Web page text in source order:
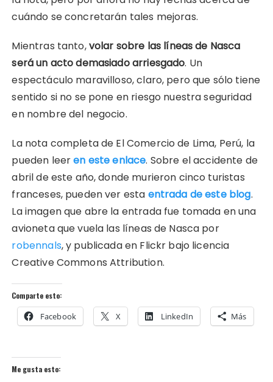
cuándo se concretarán tales mejoras.
Mientras tanto,volar sobre las líneas de Nasca
será un acto demasiado arriesgado. Un
espectáculo maravilloso, claro, pero que sólo tiene
sentido si no se pone en riesgo nuestra seguridad
en nombre del negocio.
La nota completa de El Comercio de Lima, Perú, la
pueden leeren este enlace. Sobre el accidente de
abril de este año, donde murieron cinco turistas
franceses, pueden ver esta entrada de este blog.
La imagen que abre la entrada fue tomada en una
avioneta que vuela las líneas de Nasca por
robennals, y publicada en Flickr bajo licencia
Creative Commons Attribution.
Comparte esto:
Facebook X LinkedIn Más
Me gusta esto: